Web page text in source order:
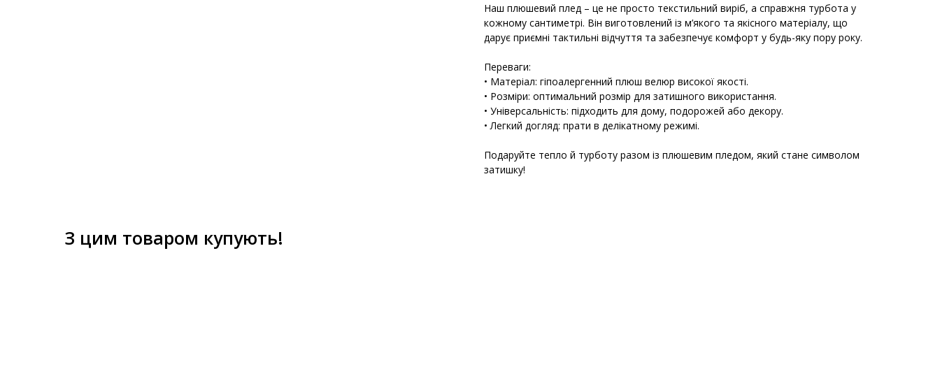
Наш плюшевий плед – це не просто текстильний виріб, а справжня турбота у
кожному сантиметрі. Він виготовлений із м’якого та якісного матеріалу, що
дарує приємні тактильні відчуття та забезпечує комфорт у будь-яку пору року.
Переваги:
• Матеріал: гіпоалергенний плюш велюр високої якості.
• Розміри: оптимальний розмір для затишного використання.
• Універсальність: підходить для дому, подорожей або декору.
• Легкий догляд: прати в делікатному режимі.
Подаруйте тепло й турботу разом із плюшевим пледом, який стане символом
затишку!
З цим товаром купують!